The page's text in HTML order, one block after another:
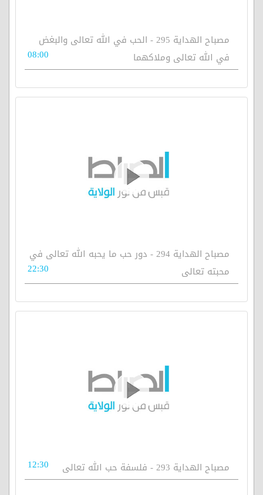
مصباح الهداية 295 - الحب في الله تعالى والبغض
في الله تعالى وملاكهما
08:00
مصباح الهداية 294 - دور حب ما يحبه الله تعالى في
محبته تعالى
22:30
مصباح الهداية 293 - فلسفة حب الله تعالى 12:30